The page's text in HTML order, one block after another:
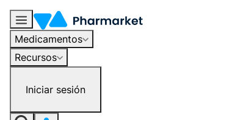
Medicamentos
Recursos
Iniciar sesión